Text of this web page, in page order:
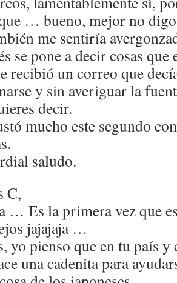
… bueno, mejor no
me sentiría
se pone a decir cosas
recibió un correo que
y sin averiguar la
decir.
mucho este segundo
saludo.
C,
… Es la primera vez que
jajajaja …
yo pienso que en tu país y
una cadenita para